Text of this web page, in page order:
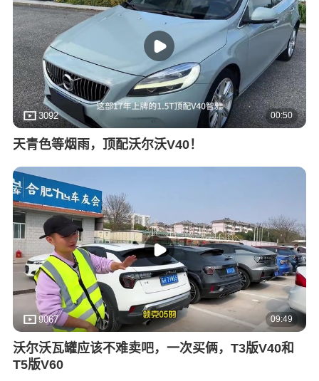
3092 00:50
天青色等烟雨，顶配沃尔沃V40！
9067 09:49
沃尔沃瓦罐应该不难卖吧，一次买俩，T3版V40和
T5版V60